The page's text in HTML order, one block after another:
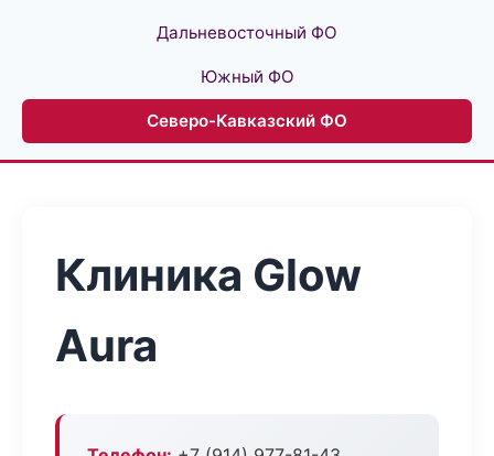
Дальневосточный ФО
Южный ФО
Северо-Кавказский ФО
Клиника Glow
Aura